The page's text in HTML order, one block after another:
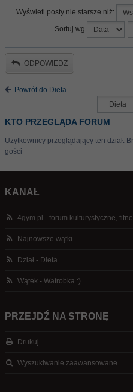
Wyświetl posty nie starsze niż:
Sortuj wg
ODPOWIEDZ
Powrót do Dieta
KTO PRZEGLĄDA FORUM
Użytkownicy przeglądający ten dział:
gości
KANAŁ
4gym.pl - forum kulturystyczne,
Najnowsze wątki
Dział - Dieta
Wątek - Watrobka :)
PRZEJDŹ NA STRONĘ
Drukuj
Wyszukiwanie zaawansowane